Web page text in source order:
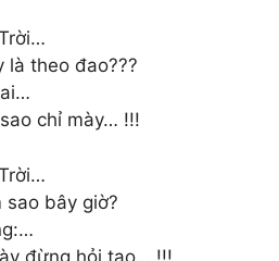
là theo đao???
chỉ mày… !!!
sao bây giờ?
đừng hỏi tao… !!!